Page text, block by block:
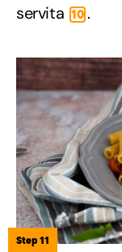
servita 10 .
Step 11